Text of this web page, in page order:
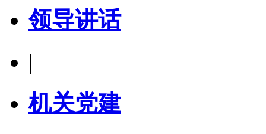
领导讲话
|
机关党建